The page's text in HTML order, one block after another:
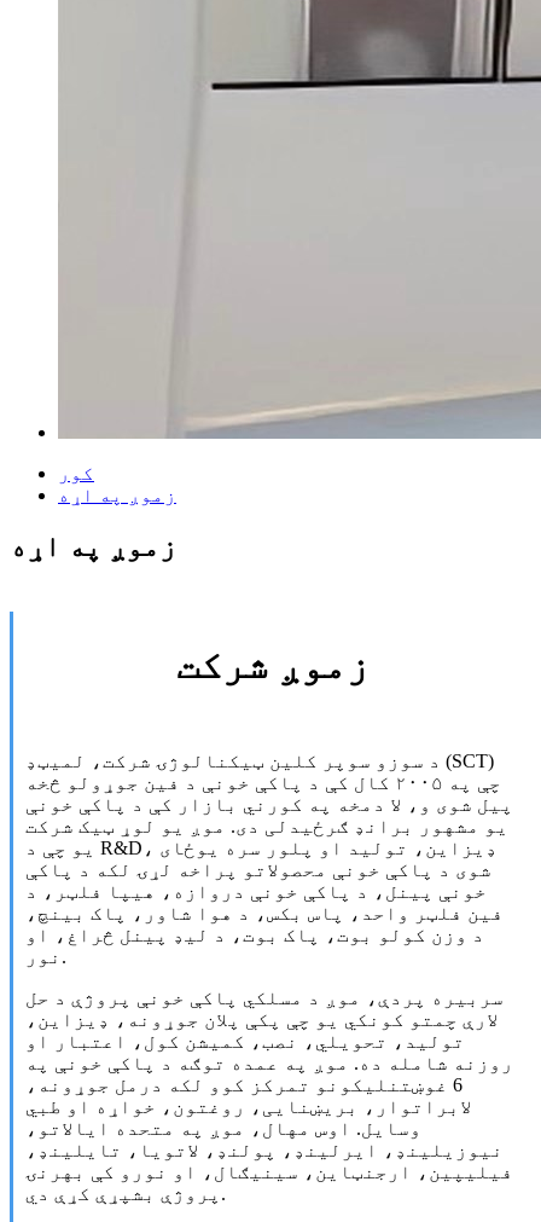
کور
زموږ په اړه
زموږ په اړه
زموږ شرکت
د سوزو سوپر کلین ټیکنالوژۍ شرکت، لمیټډ (SCT)
چې په ۲۰۰۵ کال کې د پاکې خونې د فین جوړولو څخه
پیل شوی و، لا دمخه په کورني بازار کې د پاکې خونې
یو مشهور برانډ ګرځیدلی دی. موږ یو لوړ ټیک شرکت
یو چې د R&D، ډیزاین، تولید او پلور سره یوځای
شوی د پاکې خونې محصولاتو پراخه لړۍ لکه د پاکې
خونې پینل، د پاکې خونې دروازه، هیپا فلټر، د
فین فلټر واحد، پاس بکس، د هوا شاور، پاک بینچ،
د وزن کولو بوت، پاک بوت، د لیډ پینل څراغ، او
نور.
سربیره پردې، موږ د مسلکي پاکې خونې پروژې د حل
لارې چمتو کونکي یو چې پکې پلان جوړونه، ډیزاین،
تولید، تحویلي، نصب، کمیشن کول، اعتبار او
روزنه شامله ده. موږ په عمده توګه د پاکې خونې په
6 غوښتنلیکونو تمرکز کوو لکه درمل جوړونه،
لابراتوار، بریښنایی، روغتون، خواړه او طبي
وسایل. اوس مهال، موږ په متحده ایالاتو،
نیوزیلینډ، ایرلینډ، پولنډ، لاتویا، تایلینډ،
فیلیپین، ارجنټاین، سینیګال، او نورو کې بهرنۍ
پروژې بشپړې کړې دي.